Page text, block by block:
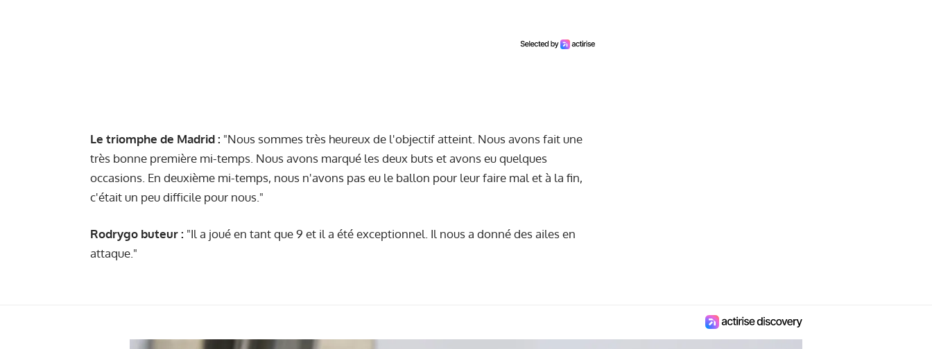
Le triomphe de Madrid : "Nous sommes très heureux de l'objectif atteint. Nous avons fait une
très bonne première mi-temps. Nous avons marqué les deux buts et avons eu quelques
occasions. En deuxième mi-temps, nous n'avons pas eu le ballon pour leur faire mal et à la fin,
c'était un peu difficile pour nous."
Rodrygo buteur : "Il a joué en tant que 9 et il a été exceptionnel. Il nous a donné des ailes en
attaque."